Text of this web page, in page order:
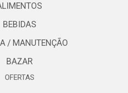
BEBIDAS
/ MANUTENÇÃO
BAZAR
OFERTAS